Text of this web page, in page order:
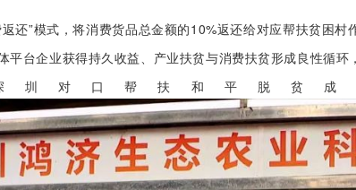
还”模式，将消费货品总金额的10%返还给对应帮扶贫困
平台企业获得持久收益、产业扶贫与消费扶贫形成良性循
圳对口帮扶和平脱贫成